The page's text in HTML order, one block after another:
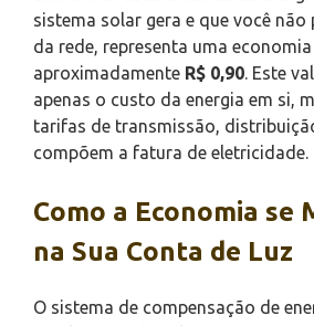
sistema solar gera e que você
da rede, representa uma
aproximadamente R$ 0,90 . Este
apenas o custo da energia em si,
tarifas de transmissão,
compõem a fatura de eletricidade.
Como a Economia se
na Sua Conta de Luz
O sistema de compensação de